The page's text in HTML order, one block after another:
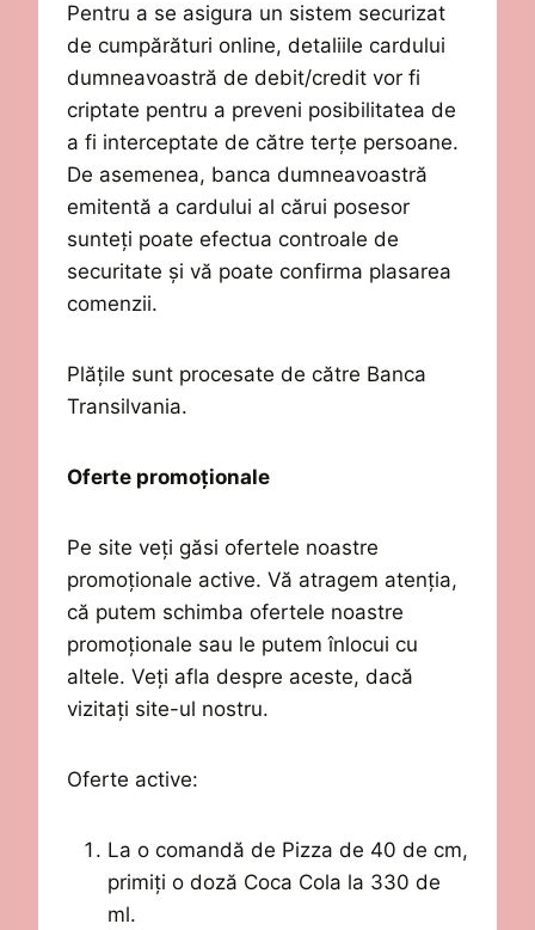
Pentru a se asigura un sistem securizat
de cumpărături online, detaliile cardului
dumneavoastră de debit/credit vor fi
criptate pentru a preveni posibilitatea de
a fi interceptate de către terțe persoane.
De asemenea, banca dumneavoastră
emitentă a cardului al cărui posesor
sunteți poate efectua controale de
securitate și vă poate confirma plasarea
comenzii.
Plățile sunt procesate de către Banca
Transilvania.
Oferte promoționale
Pe site veți găsi ofertele noastre
promoționale active. Vă atragem atenția,
că putem schimba ofertele noastre
promoționale sau le putem înlocui cu
altele. Veți afla despre aceste, dacă
vizitați site-ul nostru.
Oferte active:
La o comandă de Pizza de 40 de cm,
primiți o doză Coca Cola la 330 de
ml.